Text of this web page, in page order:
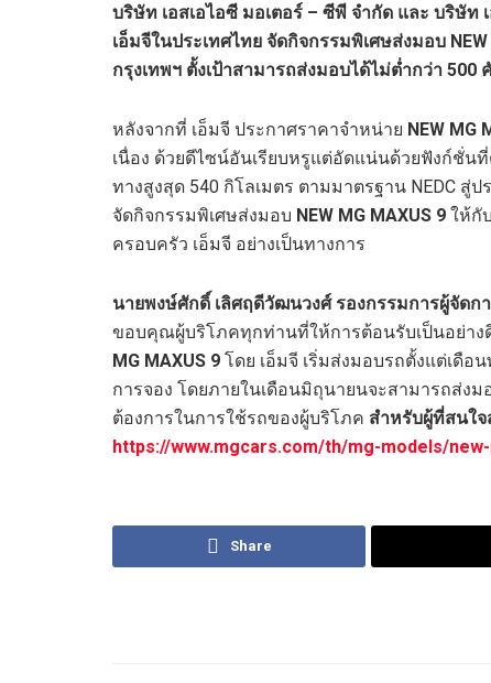
บริษัท เอสเอไอซี มอเตอร์ – ซีพี จำกัด และ บริษัท
เอ็มจีในประเทศไทย จัดกิจกรรมพิเศษส่งมอบ
กรุงเทพฯ ตั้งเป้าสามารถส่งมอบได้ไม่ต่ำกว่า
หลังจากที่ เอ็มจี ประกาศราคาจำหน่าย NEW MG
เนื่อง ด้วยดีไซน์อันเรียบหรูแต่อัดแน่นด้วยฟังก์ชั่น
ทางสูงสุด 540 กิโลเมตร ตามมาตรฐาน NEDC
จัดกิจกรรมพิเศษส่งมอบ NEW MG MAXUS 9 ให้กั
ครอบครัว เอ็มจี อย่างเป็นทางการ
นายพงษ์ศักดิ์ เลิศฤดีวัฒนวงศ์ รองกรรมการผู้จัดก
ขอบคุณผู้บริโภคทุกท่านที่ให้การต้อนรับเป็นอย่าง
MG MAXUS 9 โดย เอ็มจี เริ่มส่งมอบรถตั้งแต่เดื
การจอง โดยภายในเดือนมิถุนายนจะสามารถส่ง
ต้องการในการใช้รถของผู้บริโภค สำหรับผู้ที่สนใจ
https://www.mgcars.com/th/mg-models/
Share